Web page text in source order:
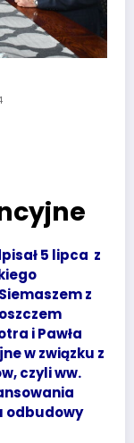
5 lipca z
z
i Pawła
w związku z
czyli ww.
odbudowy